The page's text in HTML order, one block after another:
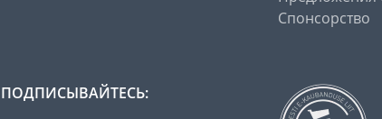
Спонсорство
ПОДПИСЫВАЙТЕСЬ: